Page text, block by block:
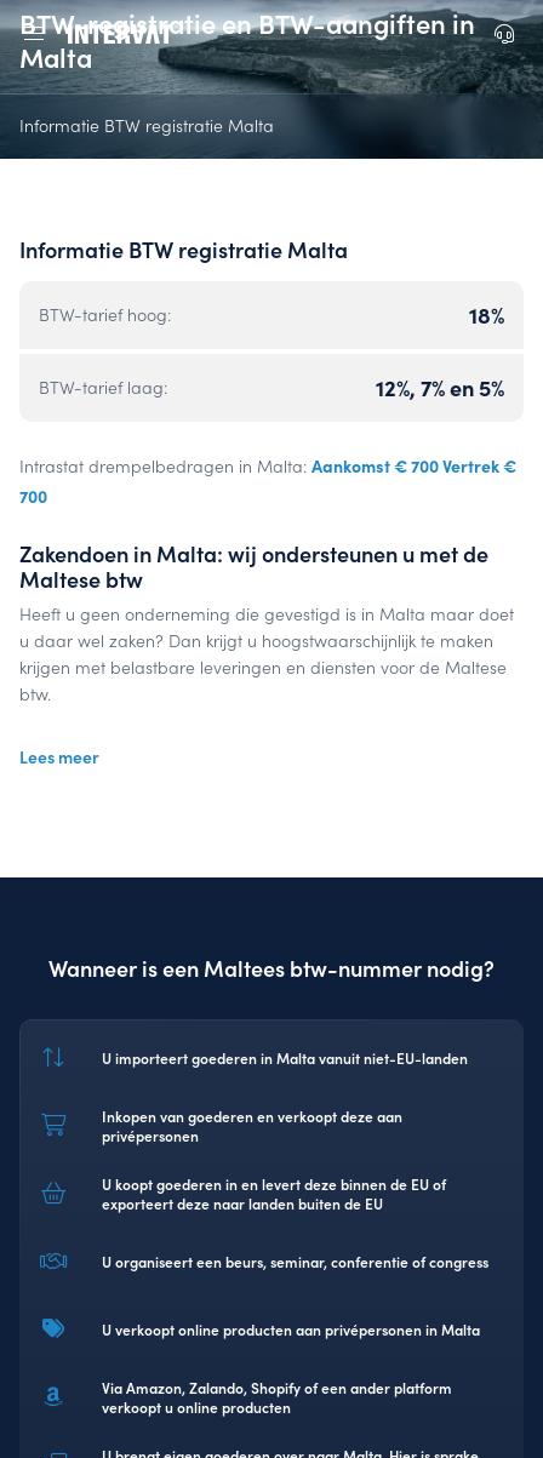
BTW-registratie en BTW-aangiften in
Malta
Informatie BTW registratie Malta
Informatie BTW registratie Malta
BTW-tarief hoog: 18%
BTW-tarief laag: 12%, 7% en 5%
Intrastat drempelbedragen in Malta: Aankomst € 700 Vertrek €
700
Zakendoen in Malta: wij ondersteunen u met de
Maltese btw
Heeft u geen onderneming die gevestigd is in Malta maar doet
u daar wel zaken? Dan krijgt u hoogstwaarschijnlijk te maken
krijgen met belastbare leveringen en diensten voor de Maltese
btw.
Voor de btw in Malta is een btw-registratie noodzakelijk. Deze
Wanneer u zaken doet in Malta, gelden de Maltese regel- en
aantrekkelijk omdat u hiermee tijd en geld bespaart. U richt zich
btw-aangifte. Deze wordt tijdig en correct ingediend door
InterVAT!
Lees meer
Wanneer is een Maltees btw-nummer nodig?
U importeert goederen in Malta vanuit niet-EU-landen
Inkopen van goederen en verkoopt deze aan
privépersonen
U koopt goederen in en levert deze binnen de EU of
exporteert deze naar landen buiten de EU
U organiseert een beurs, seminar, conferentie of congress
U verkoopt online producten aan privépersonen in Malta
Via Amazon, Zalando, Shopify of een ander platform
verkoopt u online producten